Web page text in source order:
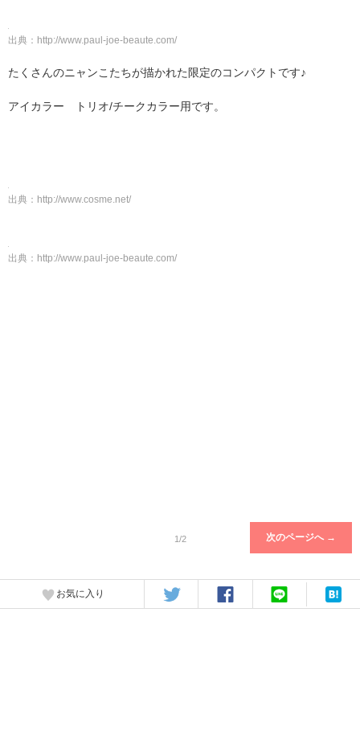
出典： http://www.paul-joe-beaute.com/
たくさんのニャンこたちが描かれた限定のコンパクトです♪
アイカラー トリオ/チークカラー用です。
出典： http://www.cosme.net/
出典： http://www.paul-joe-beaute.com/
1/2 次のページへ →
お気に入り